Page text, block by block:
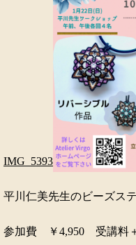
IMG_5393
平川仁美先生のビーズス
参加費 ￥4,950 受講料＋